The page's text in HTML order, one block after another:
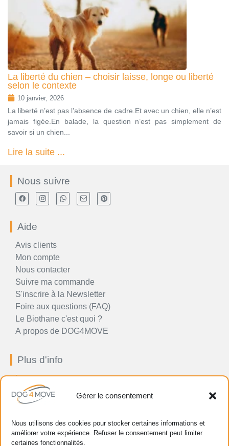
Gérer le consentement
Nous utilisons des cookies pour stocker certaines informations et
améliorer votre expérience. Refuser le consentement peut limiter
certaines fonctionnalités.
La liberté du chien – choisir laisse, longe ou liberté
selon le contexte
10 janvier, 2026
La liberté n’est pas l’absence de cadre.Et avec un chien, elle n’est
jamais figée.En balade, la question n’est pas simplement de
savoir si un chien...
Lire la suite ...
Nous suivre
Aide
Avis clients
Mon compte
Nous contacter
Suivre ma commande
S'inscrire à la Newsletter
Foire aux questions (FAQ)
Le Biothane c'est quoi ?
A propos de DOG4MOVE
Plus d'info
Impressum
Conditions générales
Politique en matière prix, paiement, livraison et retour
Politique de cookie (UE)
Gestion de vos données personnelles